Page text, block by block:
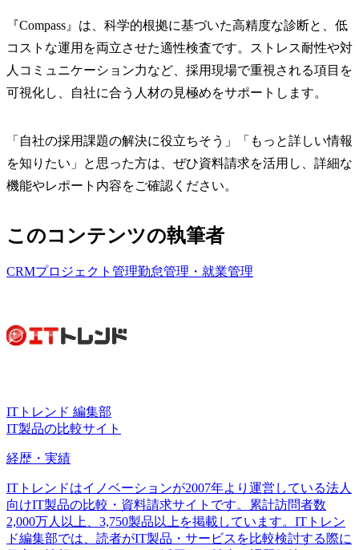
『Compass』は、科学的根拠に基づいた高精度な診断と、低
コストな運用を両立させた適性検査です。ストレス耐性や対
人コミュニケーション力など、採用現場で重視される項目を
可視化し、自社に合う人材の見極めをサポートします。
「自社の採用課題の解決に役立ちそう」「もっと詳しい情報
を知りたい」と思った方は、ぜひ資料請求を活用し、詳細な
機能やレポート内容をご確認ください。
このコンテンツの執筆者
CRMプロジェクト管理勤怠管理・就業管理
ITトレンド 編集部
IT製品の比較サイト
経歴・実績
ITトレンドはイノベーションが2007年より運営している法人
向けIT製品の比較・資料請求サイトです。累計訪問者数
2,000万人以上、3,750製品以上を掲載しています。ITトレン
ド編集部では、読者がIT製品・サービスを比較検討する際に